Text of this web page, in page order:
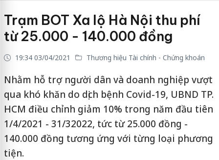
Trạm BOT Xa lộ Hà Nội thu phí
từ 25.000 - 140.000 đồng
19:34 03/04/2021 Thương hiệu Tài chính - Chứng khoán
Nhằm hỗ trợ người dân và doanh nghiệp vượt
qua khó khăn do dịch bệnh Covid-19, UBND TP.
HCM điều chỉnh giảm 10% trong năm đầu tiên
1/4/2021 - 31/32022, tức từ 25.000 đồng -
140.000 đồng tương ứng với từng loại phương
tiện.